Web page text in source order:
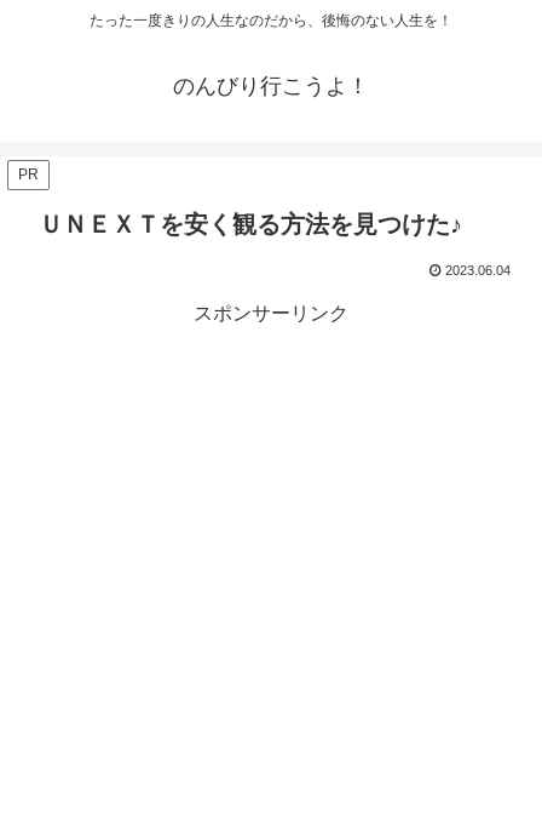
たった一度きりの人生なのだから、後悔のない人生を！
のんびり行こうよ！
PR
ＵＮＥＸＴを安く観る方法を見つけた♪
2023.06.04
スポンサーリンク